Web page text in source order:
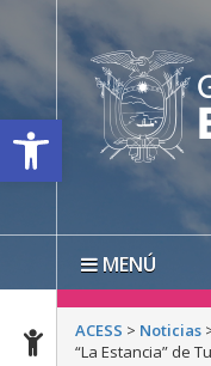
Open
MENÚ
ACESS > Noticias
“La Estancia” de